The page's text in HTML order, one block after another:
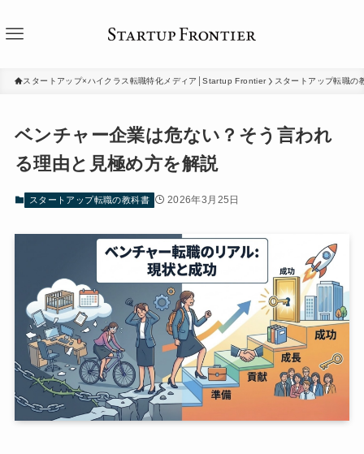
スタートアップ×ハイクラス転職特化メディア│Startup Frontier スタートアップ転職の
ベンチャー企業は危ない？そう言われ
る理由と見極め方を解説
スタートアップ転職の教科書 2026年3月25日